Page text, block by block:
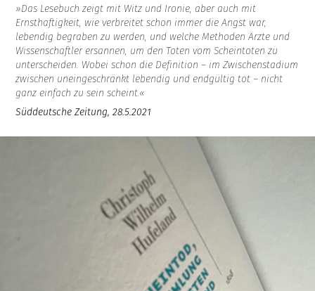
»Das Lesebuch zeigt mit Witz und Ironie, aber auch mit
Ernsthaftigkeit, wie verbreitet schon immer die Angst war,
lebendig begraben zu werden, und welche Methoden Ärzte und
Wissenschaftler ersannen, um den Toten vom Scheintoten zu
unterscheiden. Wobei schon die Definition – im Zwischenstadium
zwischen uneingeschränkt lebendig und endgültig tot – nicht
ganz einfach zu sein scheint.«
Süddeutsche Zeitung, 28.5.2021